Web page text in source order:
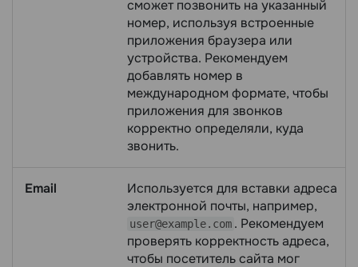
сможет позвонить на указанный
номер, используя встроенные
приложения браузера или
устройства. Рекомендуем
добавлять номер в
международном формате, чтобы
приложения для звонков
корректно определяли, куда
звонить.
Email
Используется для вставки адреса
электронной почты, например,
user@example.com . Рекомендуем
проверять корректность адреса,
чтобы посетитель сайта мог